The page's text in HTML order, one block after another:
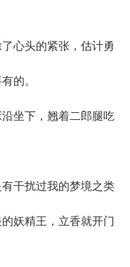
心头的紧张，估计勇
的。
坐下，翘着二郎腿吃
扰过我的梦境之类
妖精王，立香就开门